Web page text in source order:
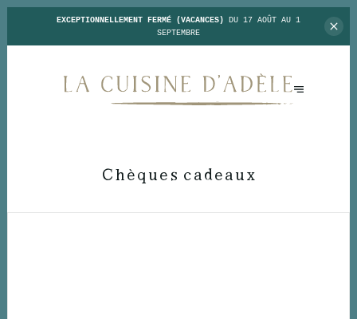
EXCEPTIONNELLEMENT FERMÉ (VACANCES) DU 17 AOÛT AU 1
SEPTEMBRE
Chèques cadeaux